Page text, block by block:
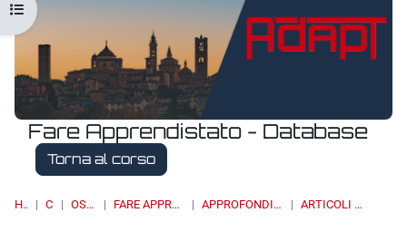
Fare Apprendistato - Database
Torna al corso
HOME CORSI OSSERVATORI FARE APPRENDISTATO - DATABASE APPROFONDIMENTI, STUDI E RICERCHE ARTICOLI E SAGGI DI DOTTRINA
Apri indice del corso